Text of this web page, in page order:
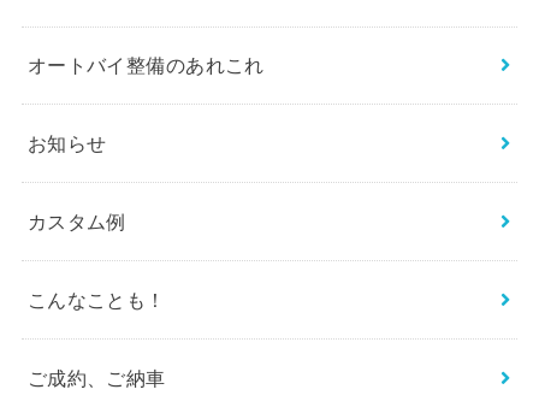
オートバイ整備のあれこれ
お知らせ
カスタム例
こんなことも！
ご成約、ご納車